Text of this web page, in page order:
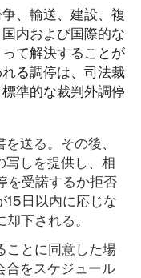
、輸送、建設、複
内および国際的な
て解決することが
る調停は、司法裁
準的な裁判外調停
送る。その後、
写しを提供し、相
を受諾するか拒否
15日以内に応じな
下される。
ことに同意した場
合をスケジュール